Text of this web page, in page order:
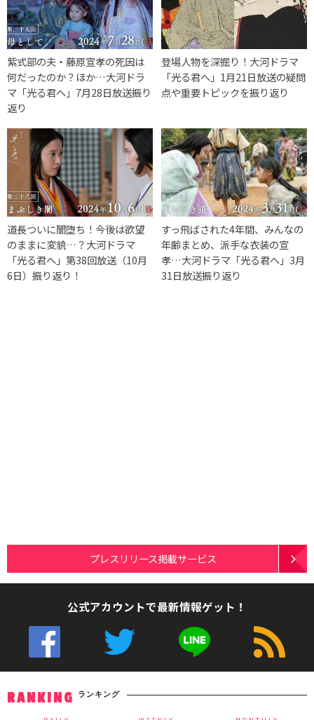
紫式部の夫・藤原宣孝の死因は
何だったのか？ほか…大河ドラ
マ「光る君へ」7月28日放送振り
返り
登場人物を深掘り！大河ドラマ
「光る君へ」1月21日放送の疑問
点や重要トピックを振り返り
道長ついに闇堕ち！今後は欲望
のままに変貌…？大河ドラマ
「光る君へ」第38回放送（10月
6日）振り返り！
すっ飛ばされた4年間、みんなの
年齢まとめ、派手な衣装の宣
孝…大河ドラマ「光る君へ」3月
31日放送振り返り
プレスリリース掲載サービス
公式アカウントで最新情報ゲット！
RANKING ランキング